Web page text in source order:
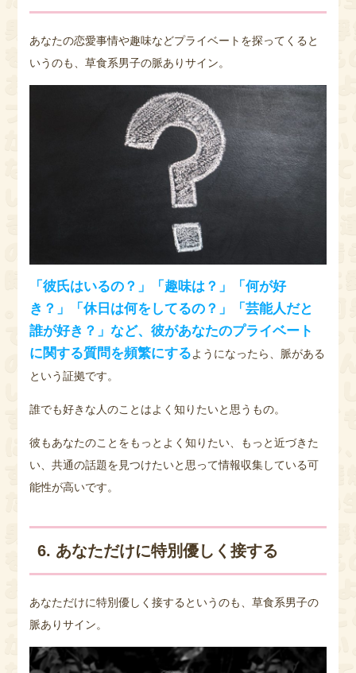
あなたの恋愛事情や趣味などプライベートを探ってくると
いうのも、草食系男子の脈ありサイン。
「彼氏はいるの？」「趣味は？」「何が好
き？」「休日は何をしてるの？」「芸能人だと
誰が好き？」など、彼があなたのプライベート
に関する質問を頻繁にするようになったら、脈がある
という証拠です。
誰でも好きな人のことはよく知りたいと思うもの。
彼もあなたのことをもっとよく知りたい、もっと近づきた
い、共通の話題を見つけたいと思って情報収集している可
能性が高いです。
6. あなただけに特別優しく接する
あなただけに特別優しく接するというのも、草食系男子の
脈ありサイン。